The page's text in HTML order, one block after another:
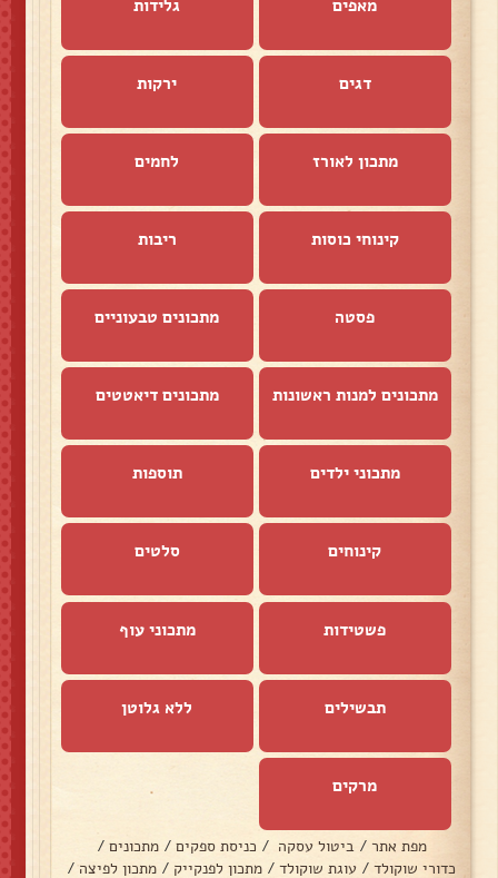
מאפים גלידות
דגים ירקות
מתכון לאורז לחמים
קינוחי כוסות ריבות
פסטה מתכונים טבעוניים
מתכונים למנות ראשונות מתכונים דיאטטים
מתכוני ילדים תוספות
קינוחים סלטים
פשטידות מתכוני עוף
תבשילים ללא גלוטן
מרקים
מפת אתר / ביטול עסקה / כניסת ספקים / מתכונים /
כדורי שוקולד / עוגת שוקולד / מתכון לפנקייק / מתכון לפיצה /